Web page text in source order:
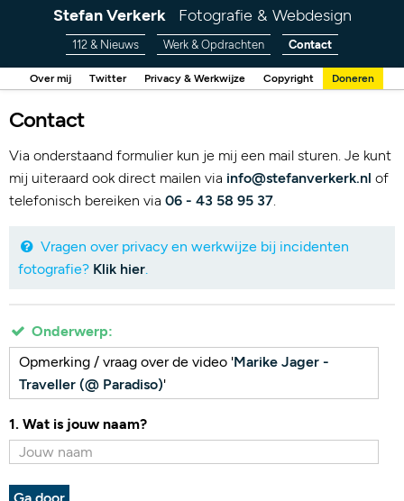
Stefan Verkerk Fotografie & Webdesign
112 & Nieuws Werk & Opdrachten Contact
Over mij Twitter Privacy & Werkwijze Copyright Doneren
Contact
Via onderstaand formulier kun je mij een mail sturen. Je kunt
mij uiteraard ook direct mailen via info@stefanverkerk.nl of
telefonisch bereiken via 06 - 43 58 95 37.
Vragen over privacy en werkwijze bij incidenten
fotografie? Klik hier.
Onderwerp:
Opmerking / vraag over de video 'Marike Jager -
Traveller (@ Paradiso)'
1. Wat is jouw naam?